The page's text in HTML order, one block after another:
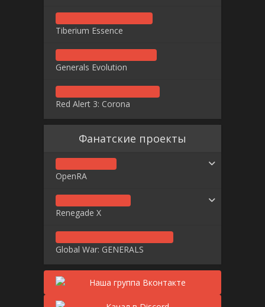
Tiberium Essence
Generals Evolution
Red Alert 3: Corona
Фанатские проекты
OpenRA
Renegade X
Global War: GENERALS